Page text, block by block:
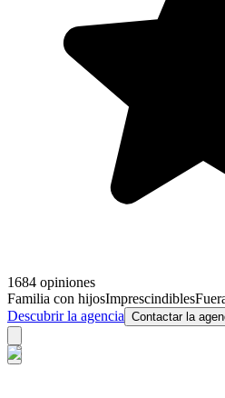
1684 opiniones
Familia con hijosImprescindibles
Descubrir la agencia Contactar la